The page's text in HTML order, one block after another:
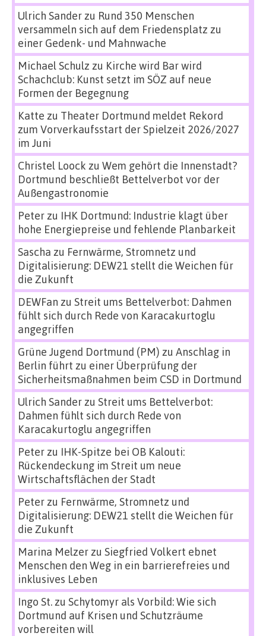
Ulrich Sanderzu Rund 350 Menschen
versammeln sich auf dem Friedensplatz zu
einer Gedenk- und Mahnwache
Michael Schulz zu Kirche wird Bar wird
Schachclub: Kunst setzt im SÖZ auf neue
Formen der Begegnung
Katte zu Theater Dortmund meldet Rekord
zum Vorverkaufsstart der Spielzeit 2026/2027
im Juni
Christel Loock zu Wem gehört die Innenstadt?
Dortmund beschließt Bettelverbot vor der
Außengastronomie
Peterzu IHK Dortmund: Industrie klagt über
hohe Energiepreise und fehlende Planbarkeit
Sascha zu Fernwärme, Stromnetz und
Digitalisierung: DEW21 stellt die Weichen für
die Zukunft
DEWFan zu Streit ums Bettelverbot: Dahmen
fühlt sich durch Rede von Karacakurtoglu
angegriffen
Grüne Jugend Dortmund (PM) zu Anschlag in
Berlin führt zu einer Überprüfung der
Sicherheitsmaßnahmen beim CSD in Dortmund
Ulrich Sanderzu Streit ums Bettelverbot:
Dahmen fühlt sich durch Rede von
Karacakurtoglu angegriffen
Peterzu IHK-Spitze bei OB Kalouti:
Rückendeckung im Streit um neue
Wirtschaftsflächen der Stadt
Peterzu Fernwärme, Stromnetz und
Digitalisierung: DEW21 stellt die Weichen für
die Zukunft
Marina Melzerzu Siegfried Volkert ebnet
Menschen den Weg in ein barrierefreies und
inklusives Leben
Ingo St.zu Schytomyr als Vorbild: Wie sich
Dortmund auf Krisen und Schutzräume
vorbereiten will